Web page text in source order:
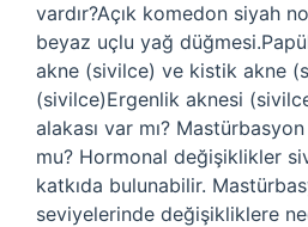
vardır?Açık komedon siyah
beyaz uçlu yağ
akne (sivilce) ve kistik akne
(sivilce)Ergenlik aknesi
alakası var mı?
mu? Hormonal değişiklikler
katkıda bulunabilir.
seviyelerinde değişikliklere